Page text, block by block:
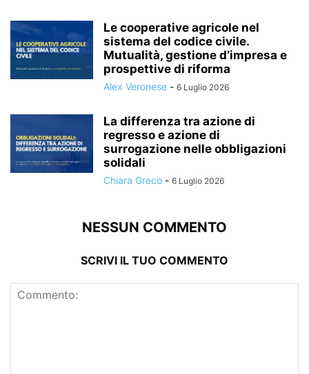
Le cooperative agricole nel
sistema del codice civile.
Mutualità, gestione d’impresa e
prospettive di riforma
Alex Veronese - 6 Luglio 2026
La differenza tra azione di
regresso e azione di
surrogazione nelle obbligazioni
solidali
Chiara Greco - 6 Luglio 2026
NESSUN COMMENTO
SCRIVI IL TUO COMMENTO